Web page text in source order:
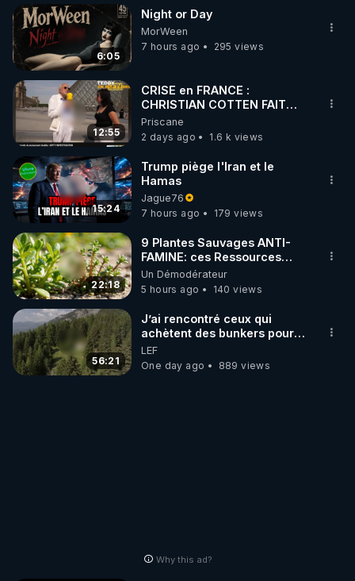
6:05
Night or Day
MorWeen
7 hours ago
295 views
12:55
CRISE en FRANCE :
CHRISTIAN COTTEN FAIT
une étrange découverte
Priscane
2 days ago
1.6 k views
15:24
Trump piège l'Iran et le
Hamas
Jague76
7 hours ago
179 views
22:18
9 Plantes Sauvages ANTI-
FAMINE: ces Ressources
JARDIN&des Haies
Un Démodérateur
5 hours ago
140 views
56:21
J’ai rencontré ceux qui
achètent des bunkers pour
survivre à la fin du monde
LEF
One day ago
889 views
Why this ad?